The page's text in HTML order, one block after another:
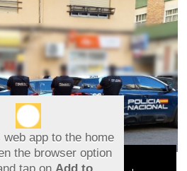
una red que
web app to the home
the browser option
tap on Add to
el Uso de cookies: